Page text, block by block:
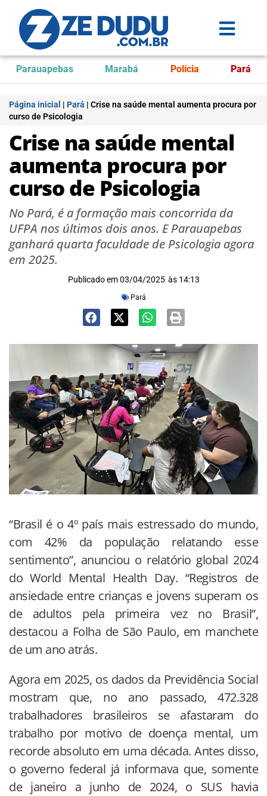
Parauapebas Marabá Polícia Pará
Página inicial | Pará | Crise na saúde mental aumenta procura por
curso de Psicologia
Crise na saúde mental
aumenta procura por
curso de Psicologia
No Pará, é a formação mais concorrida da
UFPA nos últimos dois anos. E Parauapebas
ganhará quarta faculdade de Psicologia agora
em 2025.
Publicado em 03/04/2025 às 14:13
Pará
“Brasil é o 4º país mais estressado do mundo,
com 42% da população relatando esse
sentimento”, anunciou o relatório global 2024
do World Mental Health Day. “Registros de
ansiedade entre crianças e jovens superam os
de adultos pela primeira vez no Brasil”,
destacou a Folha de São Paulo, em manchete
de um ano atrás.
Agora em 2025, os dados da Previdência Social
mostram que, no ano passado, 472.328
trabalhadores brasileiros se afastaram do
trabalho por motivo de doença mental, um
recorde absoluto em uma década. Antes disso,
o governo federal já informava que, somente
de janeiro a junho de 2024, o SUS havia